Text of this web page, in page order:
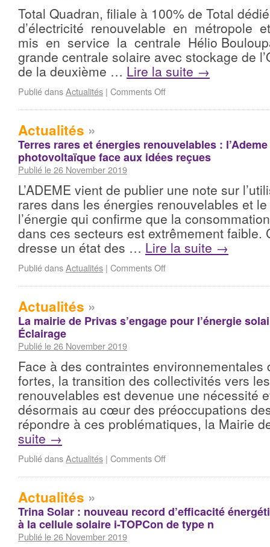
Total Quadran, filiale à 100% de Total
d’électricité renouvelable en métropole
mis en service la centrale Hélio
grande centrale solaire avec stockage de
de la deuxième … Lire la suite →
Publié dansActualités | Comments Off
Actualités »
Terres rares et énergies renouvelables :
photovoltaïque face aux idées reçues
Publié le 26 November 2019
L’ADEME vient de publier une note sur
rares dans les énergies renouvelables et
l’énergie qui confirme que la
dans ces secteurs est extrêmement faible.
dresse un état des … Lire la suite →
Publié dansActualités | Comments Off
Actualités »
La mairie de Privas s’engage pour l’énergie
Éclairage
Publié le 26 November 2019
Face à des contraintes environnementales
fortes, la transition des collectivités vers
renouvelables est devenue une nécessité
désormais au cœur des préoccupations
répondre à ces problématiques, la Mairie
suite →
Publié dansActualités | Comments Off
Actualités »
Trina Solar : nouveau record d’efficacité
à la cellule solaire i-TOPCon de type n
Publié le 26 November 2019